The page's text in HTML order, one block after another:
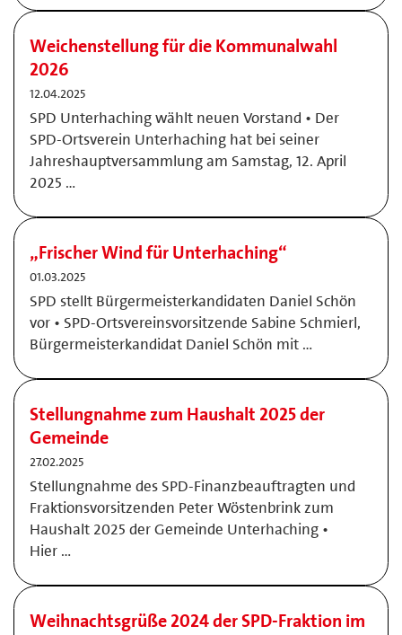
Weichenstellung für die Kommunalwahl
2026
12.04.2025
SPD Unterhaching wählt neuen Vorstand • Der
SPD-Ortsverein Unterhaching hat bei seiner
Jahreshauptversammlung am Samstag, 12. April
2025 …
„Frischer Wind für Unterhaching“
01.03.2025
SPD stellt Bürgermeisterkandidaten Daniel Schön
vor • SPD-Ortsvereinsvorsitzende Sabine Schmierl,
Bürgermeisterkandidat Daniel Schön mit …
Stellungnahme zum Haushalt 2025 der
Gemeinde
27.02.2025
Stellungnahme des SPD-Finanzbeauftragten und
Fraktionsvorsitzenden Peter Wöstenbrink zum
Haushalt 2025 der Gemeinde Unterhaching •
Hier …
Weihnachtsgrüße 2024 der SPD-Fraktion im